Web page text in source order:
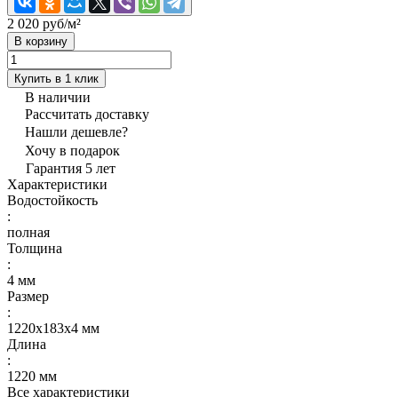
2 020 руб/м²
В корзину
Купить в 1 клик
В наличии
Рассчитать доставку
Нашли дешевле?
Хочу в подарок
Гарантия 5 лет
Характеристики
Водостойкость
:
полная
Толщина
:
4 мм
Размер
:
1220х183х4 мм
Длина
:
1220 мм
Все характеристики